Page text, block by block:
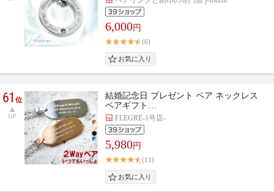
6,000円
(6)
61位
UP
結婚記念日 プレゼント ペア ネックレス
ペアギフト…
FLEGRE-1号店-
5,980円
(11)